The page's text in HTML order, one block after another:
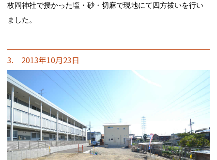
枚岡神社で授かった塩・砂・切麻で現地にて四方祓いを行い
ました。
3. 2013年10月23日